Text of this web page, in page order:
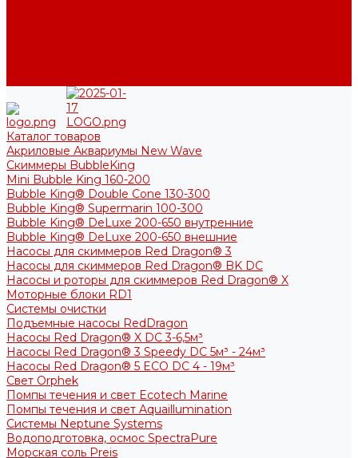
Каталог товаров
Акриловые Аквариумы New Wave
Скиммеры BubbleKing
Mini Bubble King 160-200
Bubble King® Double Cone 130-300
Bubble King® Supermarin 100-300
Bubble King® DeLuxe 200-650 внутренние
Bubble King® DeLuxe 200-650 внешние
Насосы для скиммеров Red Dragon® 3
Насосы для скиммеров Red Dragon® BK DC
Насосы и роторы для скиммеров Red Dragon® X
Моторные блоки RD1
Системы очистки
Подъемные насосы RedDragon
Насосы Red Dragon® X DC 3-6,5м³
Насосы Red Dragon® 3 Speedy DC 5м³ - 24м³
Насосы Red Dragon® 5 ECO DC 4 - 19м³
Свет Orphek
Помпы течения и свет Ecotech Marine
Помпы течения и свет Aquaillumination
Системы Neptune Systems
Водоподготовка, осмос SpectraPure
Морская соль Preis